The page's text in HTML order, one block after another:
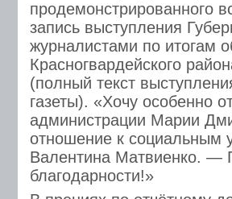
продемонстрированного
запись выступления
журналистами по итогам
Красногвардейского
(полный текст
газеты). «Хочу особенно
администрации Марии
отношение к социальным
Валентина Матвиенко. —
благодарности!»